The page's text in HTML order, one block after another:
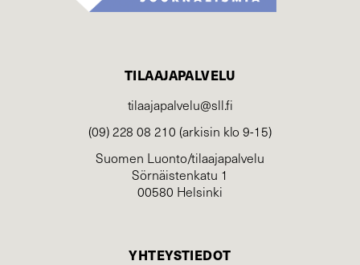
TILAAJAPALVELU
tilaajapalvelu@sll.fi
(09) 228 08 210 (arkisin klo 9-15)
Suomen Luonto/tilaajapalvelu
Sörnäistenkatu 1
00580 Helsinki
YHTEYSTIEDOT